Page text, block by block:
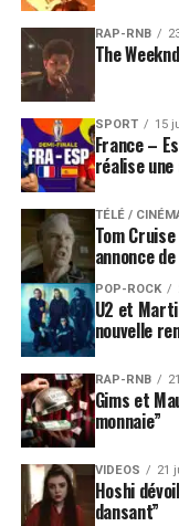
RAP-RNB
The
SPORT 15
France –
réalise
TÉLÉ /
Tom
annonce
POP-ROCK
U2 et
nouvelle
RAP-RNB
Gims et
monnaie”
VIDEOS 21
Hoshi
dansant”